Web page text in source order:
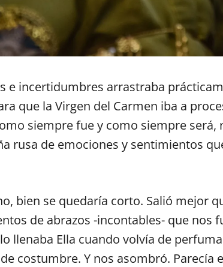
e incertidumbres arrastraba
que la Virgen del Carmen iba a
siempre fue y como siempre será,
rusa de emociones y sentimientos
bien se quedaría corto. Salió mejor
de abrazos -incontables- que nos
llenaba Ella cuando volvía de
costumbre. Y nos asombró. Parecía